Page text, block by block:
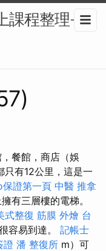
課程整理-
餐館，商店（娛
只有12公里，這是一
保證第一頁 中醫 推拿
有三層樓的電梯。
式整復 筋膜 外燴 台
容易到達。 記帳士
證 潘 整復所 m）可